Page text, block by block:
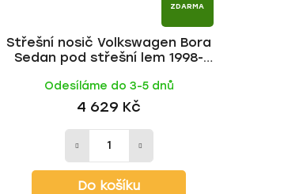
ZDARMA
Střešní nosič Volkswagen Bora
Sedan pod střešní lem 1998-
Odesíláme do 3-5 dnů
4 629 Kč
Do košíku